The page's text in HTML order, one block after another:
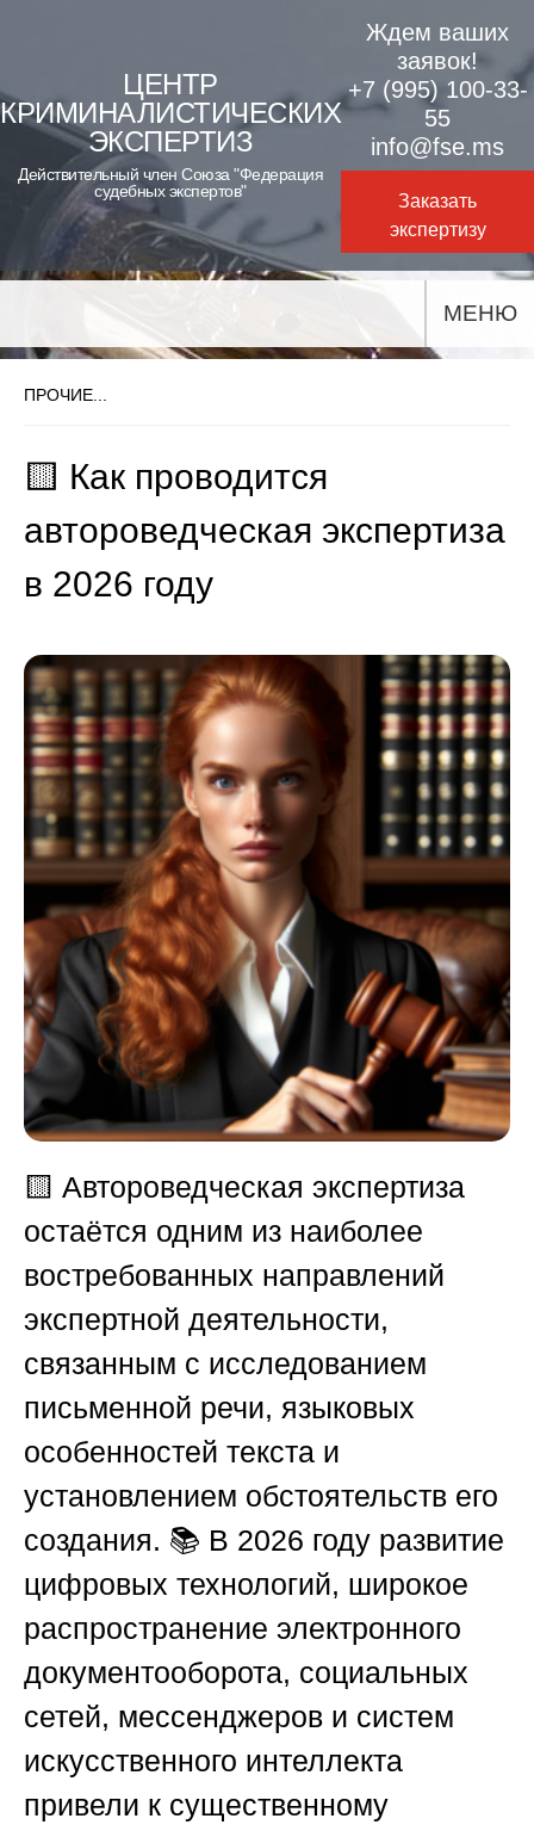
content
ЦЕНТР
КРИМИНАЛИСТИЧЕСКИХ
ЭКСПЕРТИЗ
Действительный член Союза "Федерация
судебных экспертов"
Ждем ваших
заявок!
+7 (995) 100-33-
55
info@fse.ms
Заказать
экспертизу
МЕНЮ
ПРОЧИЕ...
🟨 Как проводится
автороведческая экспертиза
в 2026 году
🟨 Автороведческая экспертиза
остаётся одним из наиболее
востребованных направлений
экспертной деятельности,
связанным с исследованием
письменной речи, языковых
особенностей текста и
установлением обстоятельств его
создания. 📚 В 2026 году развитие
цифровых технологий, широкое
распространение электронного
документооборота, социальных
сетей, мессенджеров и систем
искусственного интеллекта
привели к существенному